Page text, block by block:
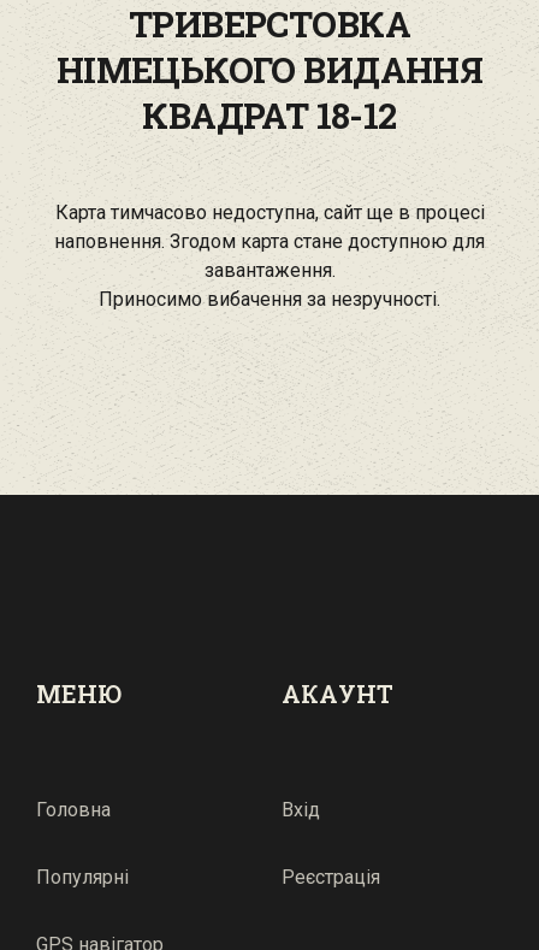
ТРИВЕРСТОВКА
НІМЕЦЬКОГО ВИДАННЯ
КВАДРАТ 18-12
Карта тимчасово недоступна, сайт ще в процесі
наповнення. Згодом карта стане доступною для
завантаження.
Приносимо вибачення за незручності.
МЕНЮ
Головна
Популярні
GPS навігатор
АКАУНТ
Вхід
Реєстрація